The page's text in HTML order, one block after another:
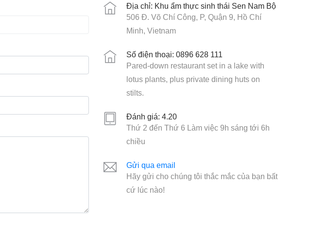
Địa chỉ: Khu ẩm thực sinh thái Sen Nam Bộ
506 Đ. Võ Chí Công, P, Quận 9, Hồ Chí
Minh, Vietnam
Số điện thoại: 0896 628 111
Pared-down restaurant set in a lake with
lotus plants, plus private dining huts on
stilts.
Đánh giá: 4.20
Thứ 2 đến Thứ 6 Làm việc 9h sáng tới 6h
chiều
Gửi qua email
Hãy gửi cho chúng tôi thắc mắc của bạn bất
cứ lúc nào!